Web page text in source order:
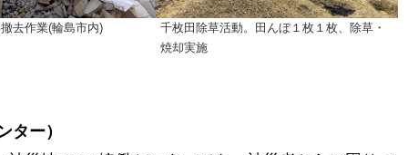
去作業(輪島市内)
千枚田除草活動。田んぼ１枚１枚、除草・
焼却実施
ター）